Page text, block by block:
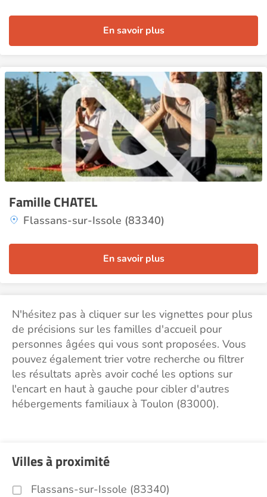
En savoir plus
Famille CHATEL
Flassans-sur-Issole (83340)
En savoir plus
N'hésitez pas à cliquer sur les vignettes pour plus
de précisions sur les familles d'accueil pour
personnes âgées qui vous sont proposées. Vous
pouvez également trier votre recherche ou filtrer
les résultats après avoir coché les options sur
l'encart en haut à gauche pour cibler d'autres
hébergements familiaux à Toulon (83000).
Villes à proximité
Flassans-sur-Issole (83340)